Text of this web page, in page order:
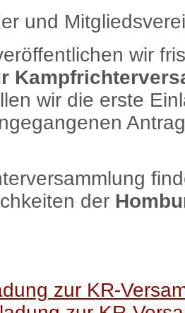
und
wir
wir die erste
der
zur KR-